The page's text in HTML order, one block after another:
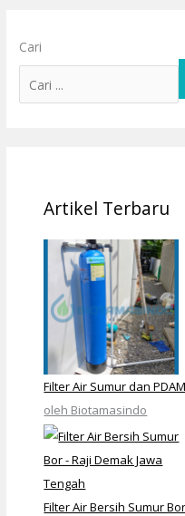
Cari
Artikel Terbaru
Filter Air Sumur dan
oleh Biotamasindo
Filter Air Bersih Sumur